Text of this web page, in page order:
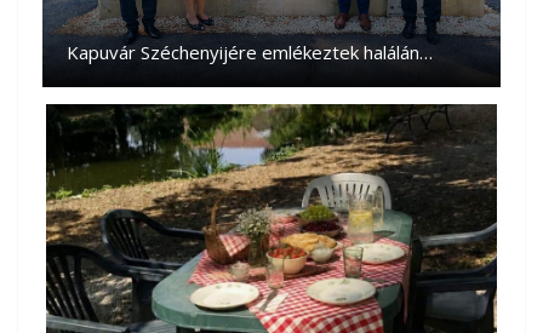
Kapuvár Széchenyijére emlékeztek halálán…